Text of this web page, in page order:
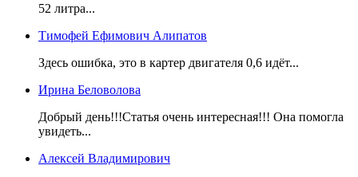
52 литра...
Тимофей Ефимович Алипатов
Здесь ошибка, это в картер двигателя 0,6 идёт...
Ирина Беловолова
Добрый день!!!Статья очень интересная!!! Она помогла
увидеть...
Алексей Владимирович